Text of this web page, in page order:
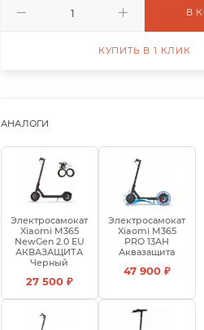
В
КУПИТЬ В 1 КЛИК
АНАЛОГИ
Электросамокат
Xiaomi M365
NewGen 2.0 EU
АКВАЗАЩИТА
Черный
27 500 ₽
Электросамокат
Xiaomi M365
PRO 13AH
Аквазащита
47 900 ₽